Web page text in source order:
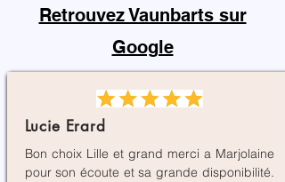
Retrouvez Vaunbarts sur
Google
Lucie Erard
Bon choix Lille et grand merci a Marjolaine
pour son écoute et sa grande disponibilité.